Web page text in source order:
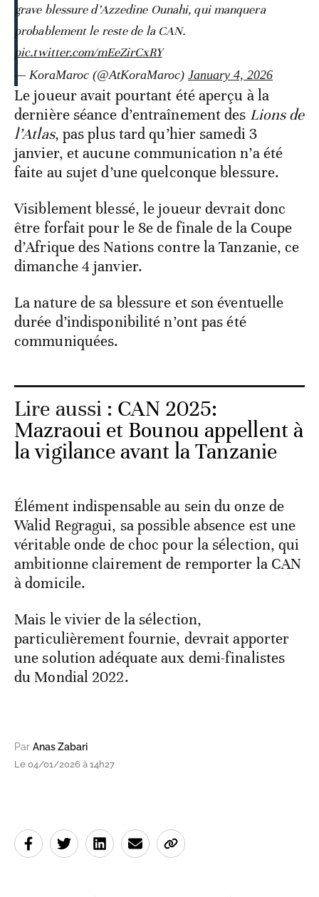
grave blessure d’Azzedine Ounahi, qui manquera
probablement le reste de la CAN.
pic.twitter.com/mEeZirCxRY
— KoraMaroc (@AtKoraMaroc) January 4, 2026
Le joueur avait pourtant été aperçu à la
dernière séance d’entraînement des Lions de
l’Atlas, pas plus tard qu’hier samedi 3
janvier, et aucune communication n’a été
faite au sujet d’une quelconque blessure.
Visiblement blessé, le joueur devrait donc
être forfait pour le 8e de finale de la Coupe
d’Afrique des Nations contre la Tanzanie, ce
dimanche 4 janvier.
La nature de sa blessure et son éventuelle
durée d’indisponibilité n’ont pas été
communiquées.
Lire aussi : CAN 2025:
Mazraoui et Bounou appellent à
la vigilance avant la Tanzanie
Élément indispensable au sein du onze de
Walid Regragui, sa possible absence est une
véritable onde de choc pour la sélection, qui
ambitionne clairement de remporter la CAN
à domicile.
Mais le vivier de la sélection,
particulièrement fournie, devrait apporter
une solution adéquate aux demi-finalistes
du Mondial 2022.
Par Anas Zabari
Le 04/01/2026 à 14h27